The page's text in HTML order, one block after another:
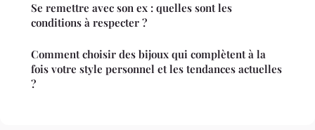
Se remettre avec son ex : quelles sont les
conditions à respecter ?
Comment choisir des bijoux qui complètent à la
fois votre style personnel et les tendances actuelles
?